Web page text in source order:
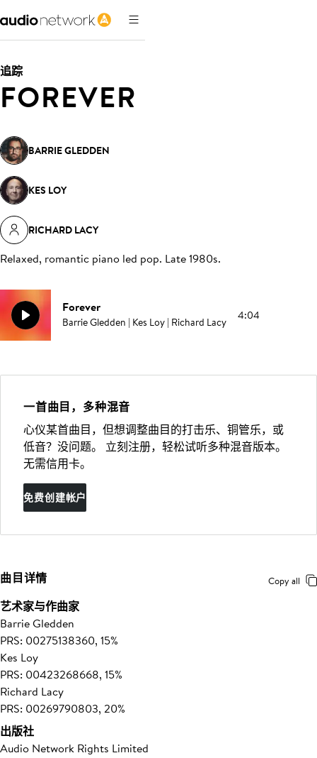
追踪
FOREVER
BARRIE GLEDDEN
KES LOY
RICHARD LACY
Relaxed, romantic piano led pop. Late 1980s.
Forever
Barrie Gledden | Kes Loy | Richard Lacy 4:04
一首曲目，多种混音
心仪某首曲目，但想调整曲目的打击乐、铜管乐，或
低音？没问题。 立刻注册，轻松试听多种混音版本。
无需信用卡。
免费创建帐户
曲目详情 Copy all
艺术家与作曲家
Barrie Gledden
PRS: 00275138360, 15%
Kes Loy
PRS: 00423268668, 15%
Richard Lacy
PRS: 00269790803, 20%
出版社
Audio Network Rights Limited